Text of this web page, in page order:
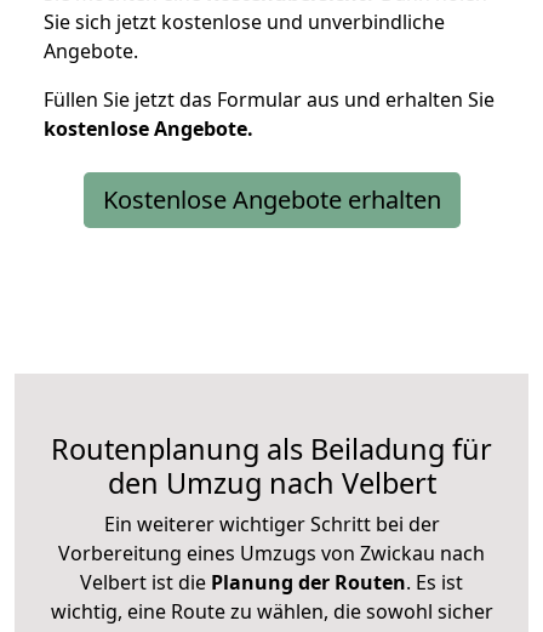
Sie sich jetzt kostenlose und unverbindliche
Angebote.
Füllen Sie jetzt das Formular aus und erhalten Sie
kostenloseAngebote.
Kostenlose Angebote erhalten
Routenplanung als Beiladung für
den Umzug nach Velbert
Ein weiterer wichtiger Schritt bei der
Vorbereitung eines Umzugs von Zwickau nach
Velbert ist die Planung der Routen. Es ist
wichtig, eine Route zu wählen, die sowohl sicher